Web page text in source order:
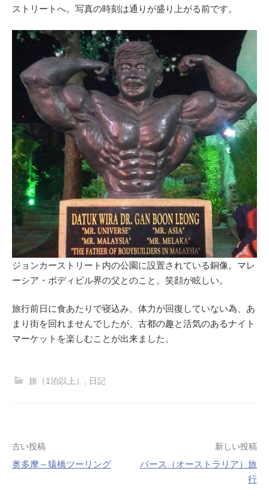
ストリートへ。写真の時刻は通りが盛り上がる前です。
ジョンカーストリート内の公園に設置されている銅像。マレ
ーシア・ボディビル界の父とのこと。笑顔が眩しい。
旅行前日に食あたりで寝込み、体力が回復していない為、あ
まり街を回れませんでしたが、古都の趣と活気のあるナイト
マーケットを楽しむことが出来ました。
旅（1泊以上） 日記
投
稿
ナ
古い投稿
奥多摩～猿橋ツーリング
新しい投稿
パース（オーストラリア）旅
行